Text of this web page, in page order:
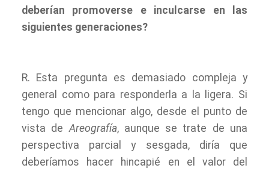
deberían promoverse e inculcarse en las
siguientes generaciones?
R. Esta pregunta es demasiado compleja y
general como para responderla a la ligera. Si
tengo que mencionar algo, desde el punto de
vista deAreografía, aunque se trate de una
perspectiva parcial y sesgada, diría que
deberíamos hacer hincapié en el valor del